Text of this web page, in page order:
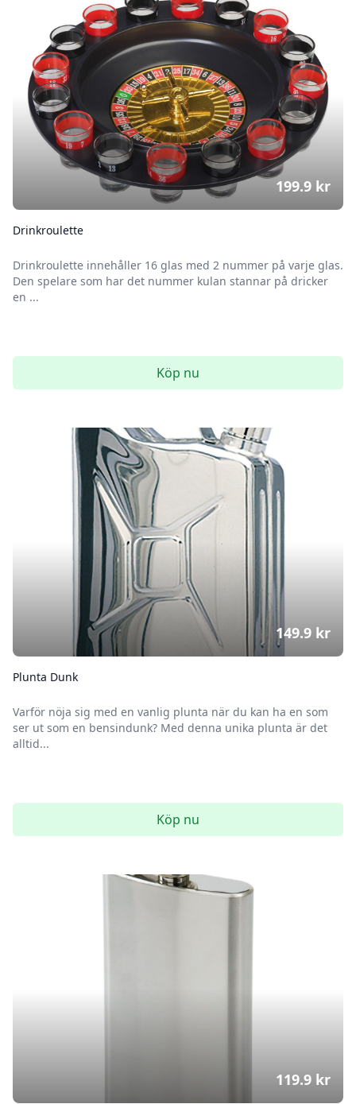
Drinkroulette
Drinkroulette innehåller 16 glas med 2 nummer på varje glas.
Den spelare som har det nummer kulan stannar på dricker
en ...
199.9 kr
Köp nu
Plunta Dunk
Varför nöja sig med en vanlig plunta när du kan ha en som
ser ut som en bensindunk? Med denna unika plunta är det
alltid...
149.9 kr
Köp nu
119.9 kr